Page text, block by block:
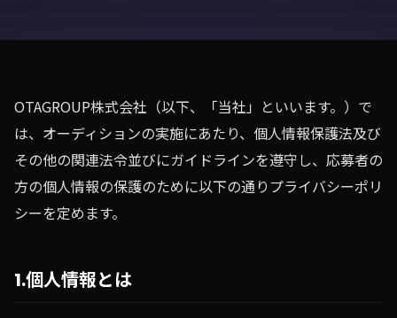
OTAGROUP株式会社（以下、「当社」といいます。）で
は、オーディションの実施にあたり、個人情報保護法及び
その他の関連法令並びにガイドラインを遵守し、応募者の
方の個人情報の保護のために以下の通りプライバシーポリ
シーを定めます。
1.個人情報とは